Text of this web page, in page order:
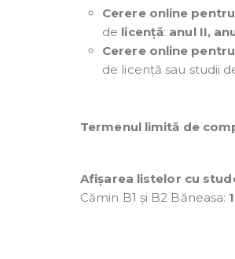
Cerere online
de licență: anul II,
Cerere online
de licență sau studii
Termenul limită de
Afișarea listelor cu
Cămin B1 și B2 Băneasa: